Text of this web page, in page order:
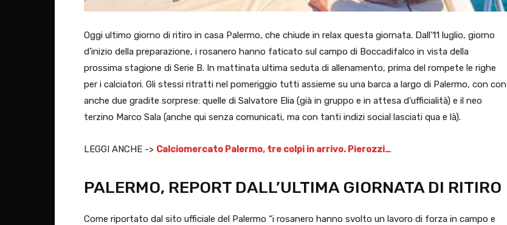
Oggi ultimo giorno di ritiro in casa Palermo, che chiude in relax questa giornata. Dall’11 luglio, giorno
d’inizio della preparazione, i rosanero hanno faticato sul campo di Boccadifalco in vista della
prossima stagione di Serie B. In mattinata ultima seduta di allenamento, prima del rompete le righe
per i calciatori. Gli stessi ritratti nel pomeriggio tutti assieme su una barca a largo di Palermo, con con
anche due gradite sorprese: quelle di Salvatore Elia (già in gruppo e in attesa d’ufficialità) e il neo
terzino Marco Sala (anche qui senza comunicati, ma con tanti indizi social lasciati qua e là).
LEGGI ANCHE -> Calciomercato Palermo, tre colpi in arrivo. Pierozzi…
PALERMO, REPORT DALL’ULTIMA GIORNATA DI RITIRO
Come riportato dal sito ufficiale del Palermo “i rosanero hanno svolto un lavoro di forza in campo e